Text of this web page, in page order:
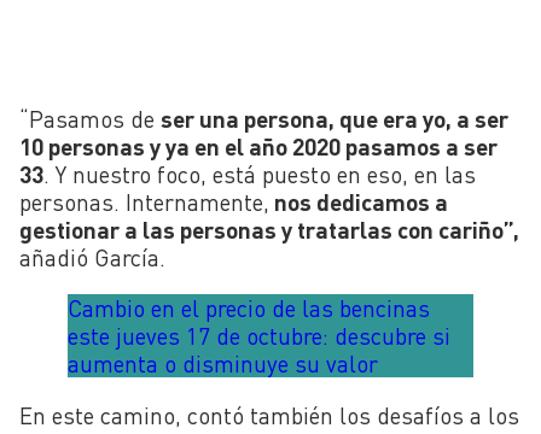
“Pasamos de ser una persona, que era yo, a ser
10 personas y ya en el año 2020 pasamos a ser
33. Y nuestro foco, está puesto en eso, en las
personas. Internamente, nos dedicamos a
gestionar a las personas y tratarlas con cariño”,
añadió García.
Cambio en el precio de las bencinas
este jueves 17 de octubre: descubre si
aumenta o disminuye su valor
En este camino, contó también los desafíos a los